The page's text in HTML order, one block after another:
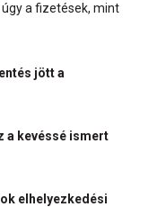
úgy a fizetések, mint
jött a
a kevéssé ismert
elhelyezkedési